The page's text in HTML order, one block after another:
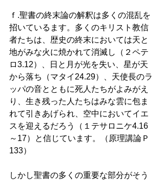
ｆ.聖書の終末論の解釈は多くの混乱を
招いているます。多くのキリスト教信
者たちは、歴史の終末においては天と
地がみな火に焼かれて消滅し（２ペテ
ロ3.12）、日と月が光を失い、星が天
から落ち（マタイ24.29）、天使長のラ
ッパの音とともに死人たちがよみがえ
り、生き残った人たちはみな雲に包ま
れて引きあげられ、空中においてイエ
スを迎えるだろう（１テサロニケ4.16
～17）と信じています。（原理講論Ｐ
133）
しかし聖書の多くの重要な部分がそう